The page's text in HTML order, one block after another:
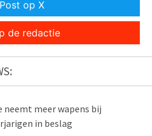
Post op X
de redactie
neemt meer wapens bij
in beslag